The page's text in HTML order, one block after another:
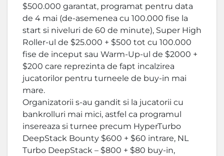
$500.000 garantat, programat pentru data
de 4 mai (de-asemenea cu 100.000 fise la
start si niveluri de 60 de minute), Super High
Roller-ul de $25.000 + $500 tot cu 100.000
fise de inceput sau Warm-Up-ul de $2000 +
$200 care reprezinta de fapt incalzirea
jucatorilor pentru turneele de buy-in mai
mare.
Organizatorii s-au gandit si la jucatorii cu
bankrolluri mai mici, astfel ca programul
insereaza si turnee precum HyperTurbo
DeepStack Bounty $600 + $60 intrare, NL
Turbo DeepStack – $800 + $80 buy-in,